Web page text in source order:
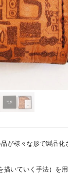
が様々な形で製品化
いていく手法）を